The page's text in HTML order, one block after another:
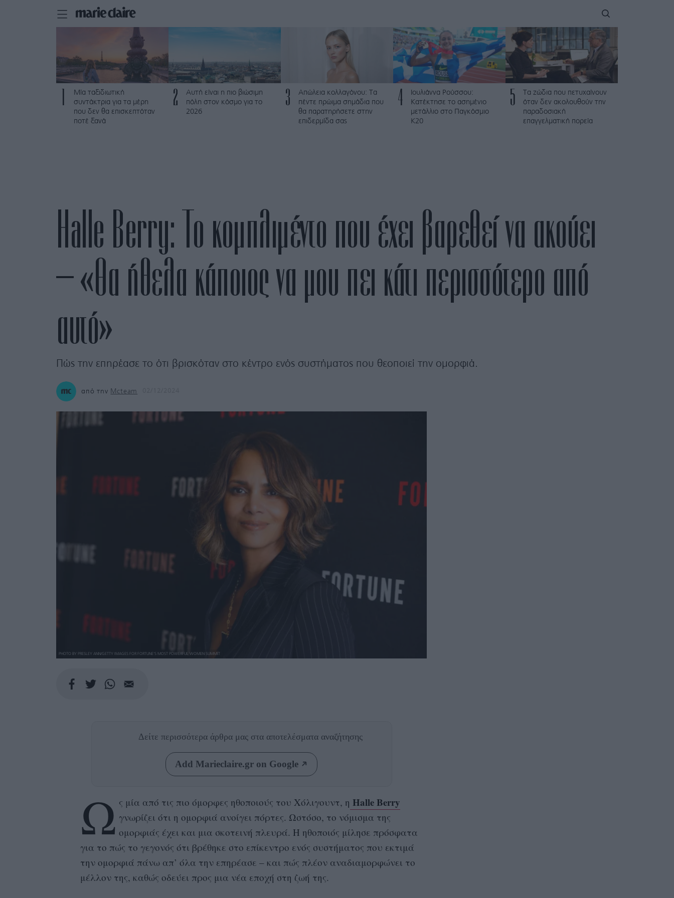
Μία ταξιδιωτική
συντάκτρια για τα μέρη
που δεν θα επισκεπτόταν
ποτέ ξανά
2
Αυτή είναι η πιο βιώσιμη
πόλη στον κόσμο για το
2026
3
Απώλεια κολλαγόνου: Τα
πέντε πρώιμα σημάδια που
θα παρατηρήσετε στην
επιδερμίδα σας
4
Ιουλιάννα Ρούσσου:
Κατέκτησε το ασημένιο
μετάλλιο στο Παγκόσμιο
Κ20
5
Τα ζώδια που πετυχαίνουν
όταν δεν ακολουθούν την
παραδοσιακή
επαγγελματική πορεία
Halle Berry: Το κομπλιμέντο που έχει βαρεθεί να ακούει
– «Θα ήθελα κάποιος να μου πει κάτι περισσότερο από
αυτό»
Πώς την επηρέασε το ότι βρισκόταν στο κέντρο ενός συστήματος που θεοποιεί την ομορφιά.
από την Mcteam
PHOTO BY PRESLEY ANN/GETTY IMAGES FOR FORTUNE'S MOST POWERFUL WOMEN SUMMIT
Δείτε περισσότερα άρθρα μας στα αποτελέσματα αναζήτησης
Add Marieclaire.gr on Google
Ω ς μία από τις πιο όμορφες ηθοποιούς του Χόλιγουντ, η Halle Berry
γνωρίζει ότι η ομορφιά ανοίγει πόρτες. Ωστόσο, το νόμισμα της
ομορφιάς έχει και μια σκοτεινή πλευρά. Η ηθοποιός μίλησε πρόσφατα
για το πώς το γεγονός ότι βρέθηκε στο επίκεντρο ενός συστήματος που εκτιμά
την ομορφιά πάνω απ’ όλα την επηρέασε – και πώς πλέον αναδιαμορφώνει το
μέλλον της, καθώς οδεύει προς μια νέα εποχή στη ζωή της.